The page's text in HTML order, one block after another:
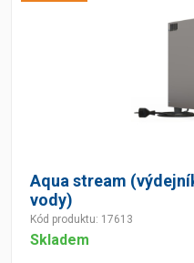
Aqua stream
vody)
Kód produktu: 17613
Skladem